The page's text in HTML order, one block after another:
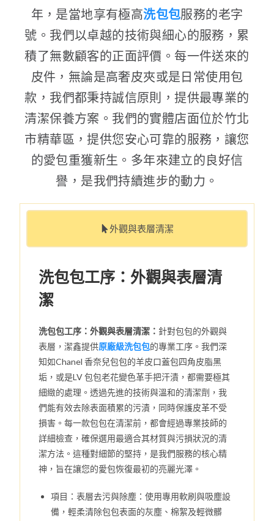
年，是當地享有極高洗包包服務的老字
號。我們以卓越的技術與細心的服務，累
積了無數顧客的正面評價。每一件送來的
皮件，無論是高奢皮夾或是日常使用包
款，我們都秉持誠信原則，提供最專業的
清潔保養方案。我們的實體店面位於竹北
市精華區，提供您安心可靠的服務，讓您
的愛包重獲新生。多年來建立的良好信
譽，是我們持續進步的動力。
外觀與表層清潔
洗包包工序：外觀與表層清
潔
洗包包工序：外觀與表層清潔： 針對包包的外觀與
表層，潔鑫提供原廠級洗包包的專業工序。我們深
知如Chanel 香奈兒包包的羊皮口蓋包四角皮脂黑
垢，或是LV 包包老花變色革手把汗漬，都需要極其
細緻的處理。透過先進的技術與溫和的清潔劑，我
們能有效去除表面積累的污漬，同時保護皮革不受
損害。每一款包包在清潔前，都會經過專業技師的
詳細檢查，確保選用最適合其材質與污損狀況的清
潔方法。這種對細節的堅持，是我們服務的核心精
神，旨在讓您的愛包恢復最初的亮麗光澤。
項目：表層去污與除塵：使用專用軟刷與吸塵設
備，輕柔清除包包表面的灰塵、棉絮及輕微髒